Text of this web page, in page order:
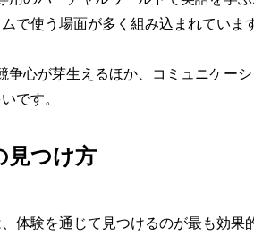
で使う場面が多く組み込まれていま
心が芽生えるほか、コミュニケー
です。
見つけ方
体験を通じて見つけるのが最も効果